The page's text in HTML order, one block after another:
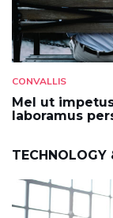
CONVALLIS
Mel ut
laboramus
TECHNOLOGY